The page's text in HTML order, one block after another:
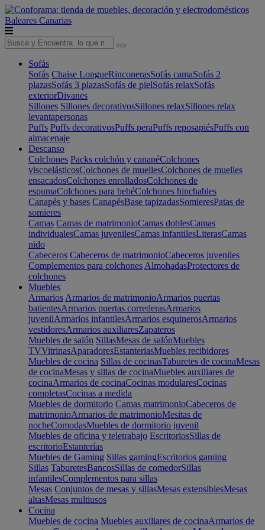
Baleares Canarias
Sofás
Sofás Chaise LongueRinconerasSofás camaSofás 2
plazasSofás 3 plazasSofás de pielSofás relaxSofás
exteriorDivanes
Sillones Sillones decorativosSillones relaxSillones relax
levantapersonas
Puffs Puffs decorativosPuffs peraPuffs reposapiésPuffs con
almacenaje
Descanso
Colchones Packs colchón y canapéColchones
viscoelásticosColchones de muellesColchones de muelles
ensacadosColchones enrolladosColchones de
espumaColchones para bebéColchones hinchables
Canapés y bases CanapésBase tapizadasSomieresPatas de
somieres
Camas Camas de matrimonioCamas doblesCamas
individualesCamas juvenilesCamas infantilesLiterasCamas
nido
Cabeceros Cabeceros de matrimonioCabeceros juveniles
Complementos para colchones AlmohadasProtectores de
colchones
Muebles
Armarios Armarios de matrimonioArmarios puertas
batientesArmarios puertas correderasArmarios
juvenilArmarios infantilesArmarios esquinerosArmarios
vestidoresArmarios auxiliaresZapateros
Muebles de salón SillasMesas de salónMuebles
TVVitrinasAparadoresEstanteriasMuebles recibidores
Muebles de cocina Sillas de cocinasTaburetes de cocinaMesas
de cocinaMesas y sillas de cocinaMuebles auxiliares de
cocinaArmarios de cocinaCocinas modularesCocinas
completasCocinas a medida
Muebles de dormitorio Camas matrimonioCabeceros de
matrimonioArmarios de matrimonioMesitas de
nocheComodasMuebles de dormitorio juvenil
Muebles de oficina y teletrabajo EscritoriosSillas de
escritorioEstanterías
Muebles de Gaming Sillas gamingEscritorios gaming
Sillas TaburetesBancosSillas de comedorSillas
infantilesComplementos para sillas
Mesas Conjuntos de mesas y sillasMesas extensiblesMesas
altasMesas multiusos
Cocina
Muebles de cocina Muebles auxiliares de cocinaArmarios de